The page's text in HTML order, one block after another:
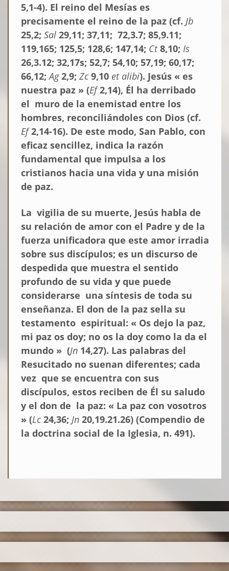
5,1-4). El reino del Mesías es
precisamente el reino de la paz (cf. Jb
25,2; Sal 29,11; 37,11; 72,3.7; 85,9.11;
119,165; 125,5; 128,6; 147,14; Ct8,10; Is
26,3.12; 32,17s; 52,7; 54,10; 57,19; 60,17;
66,12; Ag2,9; Zc 9,10 et alibi). Jesús « es
nuestra paz » (Ef2,14), Él ha derribado
el muro de la enemistad entre los
hombres, reconciliándoles con Dios (cf.
Ef2,14-16). De este modo, San Pablo, con
eficaz sencillez, indica la razón
fundamental que impulsa a los
cristianos hacia una vida y una misión
de paz.
La vigilia de su muerte, Jesús habla de
su relación de amor con el Padre y de la
fuerza unificadora que este amor irradia
sobre sus discípulos; es un discurso de
despedida que muestra el sentido
profundo de su vida y que puede
considerarse una síntesis de toda su
enseñanza. El don de la paz sella su
testamento espiritual: « Os dejo la paz,
mi paz os doy; no os la doy como la da el
mundo » (Jn 14,27). Las palabras del
Resucitado no suenan diferentes; cada
vez que se encuentra con sus
discípulos, estos reciben de Él su saludo
y el don de la paz: « La paz con vosotros
» (Lc 24,36; Jn 20,19.21.26) (Compendio de
la doctrina social de la Iglesia, n. 491).